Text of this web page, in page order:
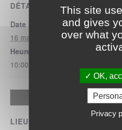
DÉTAILS
Date :
16 mai
Heure :
10:00 - 12:00
LIEU
Google Maps Search API
This site
and gives
over what
OK,
Privacy